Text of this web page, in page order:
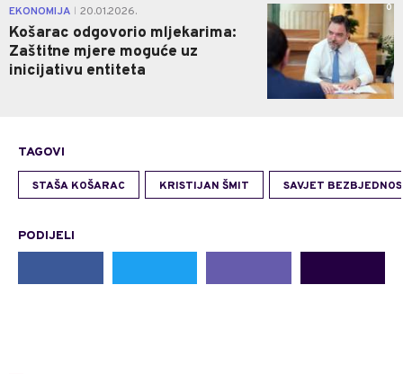
EKONOMIJA 20.01.2026.
Košarac odgovorio mljekarima:
Zaštitne mjere moguće uz
inicijativu entiteta
0
TAGOVI
STAŠA KOŠARAC KRISTIJAN ŠMIT SAVJET
PODIJELI